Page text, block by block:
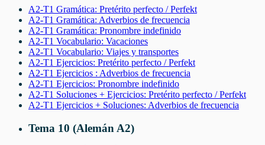
A2-T1 Gramática: Pretérito perfecto / Perfekt
A2-T1 Gramática: Adverbios de frecuencia
A2-T1 Gramática: Pronombre indefinido
A2-T1 Vocabulario: Vacaciones
A2-T1 Vocabulario: Viajes y transportes
A2-T1 Ejercicios: Pretérito perfecto / Perfekt
A2-T1 Ejercicios : Adverbios de frecuencia
A2-T1 Ejercicios: Pronombre indefinido
A2-T1 Soluciones + Ejercicios: Pretérito perfecto / Perfekt
A2-T1 Ejercicios + Soluciones: Adverbios de frecuencia
Tema 10 (Alemán A2)